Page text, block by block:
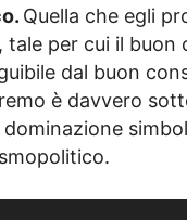
Quella che egli
per cui il buon
dal buon
è davvero